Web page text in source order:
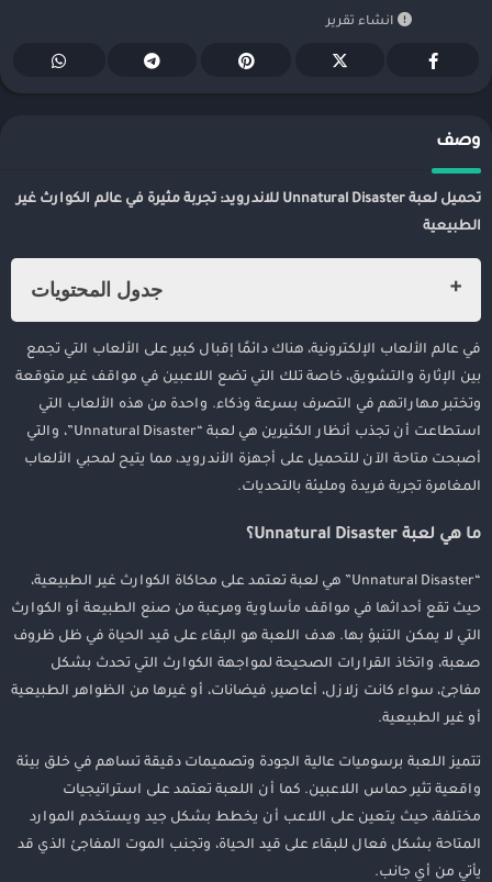
انشاء تقرير
وصف
تحميل لعبة Unnatural Disaster للاندرويد: تجربة مثيرة في عالم الكوارث غير
الطبيعية
جدول المحتويات
كيفية تحميل لعبة Unnatural Disaster على الأندرويد
مميزات لعبة Unnatural Disaster
نصائح للنجاح في اللعبة
الختام
في عالم الألعاب الإلكترونية، هناك دائمًا إقبال كبير على الألعاب التي تجمع
بين الإثارة والتشويق، خاصة تلك التي تضع اللاعبين في مواقف غير متوقعة
وتختبر مهاراتهم في التصرف بسرعة وذكاء. واحدة من هذه الألعاب التي
استطاعت أن تجذب أنظار الكثيرين هي لعبة “Unnatural Disaster”، والتي
أصبحت متاحة الآن للتحميل على أجهزة الأندرويد، مما يتيح لمحبي الألعاب
المغامرة تجربة فريدة ومليئة بالتحديات.
ما هي لعبة Unnatural Disaster؟
“Unnatural Disaster” هي لعبة تعتمد على محاكاة الكوارث غير الطبيعية،
حيث تقع أحداثها في مواقف مأساوية ومرعبة من صنع الطبيعة أو الكوارث
التي لا يمكن التنبؤ بها. هدف اللعبة هو البقاء على قيد الحياة في ظل ظروف
صعبة، واتخاذ القرارات الصحيحة لمواجهة الكوارث التي تحدث بشكل
مفاجئ، سواء كانت زلازل، أعاصير، فيضانات، أو غيرها من الظواهر الطبيعية
أو غير الطبيعية.
تتميز اللعبة برسوميات عالية الجودة وتصميمات دقيقة تساهم في خلق بيئة
واقعية تثير حماس اللاعبين. كما أن اللعبة تعتمد على استراتيجيات
مختلفة، حيث يتعين على اللاعب أن يخطط بشكل جيد ويستخدم الموارد
المتاحة بشكل فعال للبقاء على قيد الحياة، وتجنب الموت المفاجئ الذي قد
يأتي من أي جانب.